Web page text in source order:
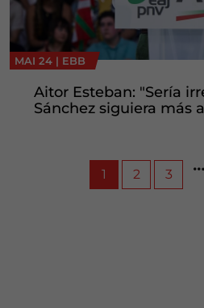
MAI 24 | EBB
Aitor Esteban: "Sería
Sánchez siguiera más
1 2 3